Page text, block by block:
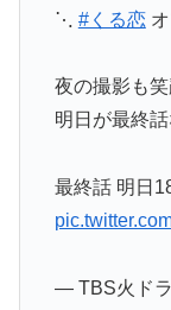
⋱ #くる恋オ
夜の撮影も
明日が最終
最終話 明日
— TBS火ドラ